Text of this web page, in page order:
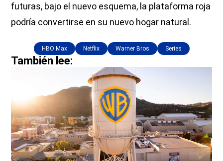
futuras, bajo el nuevo esquema, la plataforma roja
podría convertirse en su nuevo hogar natural.
HBO Max Netflix Warner Bros Series
También lee: